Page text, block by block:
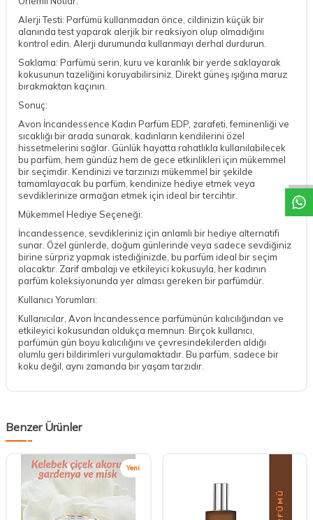
Alerji Testi: Parfümü kullanmadan önce, cildinizin küçük bir
alanında test yaparak alerjik bir reaksiyon olup olmadığını
kontrol edin. Alerji durumunda kullanmayı derhal durdurun.
Saklama: Parfümü serin, kuru ve karanlık bir yerde saklayarak
kokusunun tazeliğini koruyabilirsiniz. Direkt güneş ışığına maruz
bırakmaktan kaçının.
Sonuç:
Avon İncandessence Kadın Parfüm EDP, zarafeti, feminenliği ve
sıcaklığı bir arada sunarak, kadınların kendilerini özel
hissetmelerini sağlar. Günlük hayatta rahatlıkla kullanılabilecek
bu parfüm, hem gündüz hem de gece etkinlikleri için mükemmel
bir seçimdir. Kendinizi ve tarzınızı mükemmel bir şekilde
tamamlayacak bu parfüm, kendinize hediye etmek veya
sevdiklerinize armağan etmek için ideal bir tercihtir.
Mükemmel Hediye Seçeneği:
İncandessence, sevdikleriniz için anlamlı bir hediye alternatifi
sunar. Özel günlerde, doğum günlerinde veya sadece sevdiğiniz
birine sürpriz yapmak istediğinizde, bu parfüm ideal bir seçim
olacaktır. Zarif ambalajı ve etkileyici kokusuyla, her kadının
parfüm koleksiyonunda yer alması gereken bir parfümdür.
Kullanıcı Yorumları:
Kullanıcılar, Avon İncandessence parfümünün kalıcılığından ve
etkileyici kokusundan oldukça memnun. Birçok kullanıcı,
parfümün gün boyu kalıcılığını ve çevresindekilerden aldığı
olumlu geri bildirimleri vurgulamaktadır. Bu parfüm, sadece bir
koku değil, aynı zamanda bir yaşam tarzıdır.
Benzer Ürünler
Yeni